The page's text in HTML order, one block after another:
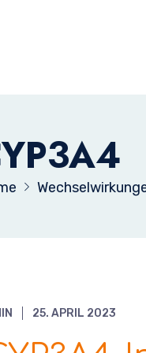
25. APRIL 2023